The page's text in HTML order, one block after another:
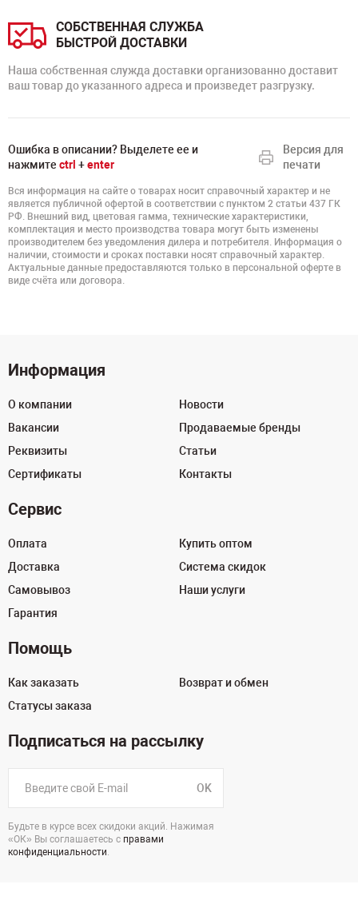
СОБСТВЕННАЯ СЛУЖБА
БЫСТРОЙ ДОСТАВКИ
Наша собственная служда доставки организованно доставит
ваш товар до указанного адреса и произведет разгрузку.
Ошибка в описании? Выделете ее и
нажмите ctrl +enter
Версия для
печати
Вся информация на сайте о товарах носит справочный характер и не
является публичной офертой в соответствии с пунктом 2 статьи 437 ГК
РФ. Внешний вид, цветовая гамма, технические характеристики,
комплектация и место производства товара могут быть изменены
производителем без уведомления дилера и потребителя. Информация о
наличии, стоимости и сроках поставки носят справочный характер.
Актуальные данные предоставляются только в персональной оферте в
виде счёта или договора.
Информация
О компании
Вакансии
Реквизиты
Сертификаты
Новости
Продаваемые бренды
Статьи
Контакты
Сервис
Оплата
Доставка
Самовывоз
Гарантия
Купить оптом
Система скидок
Наши услуги
Помощь
Как заказать
Статусы заказа
Возврат и обмен
Подписаться на рассылку
OK
Будьте в курсе всех скидоки акций. Нажимая
«ОК» Вы соглашаетесь с правами
конфиденциальности.